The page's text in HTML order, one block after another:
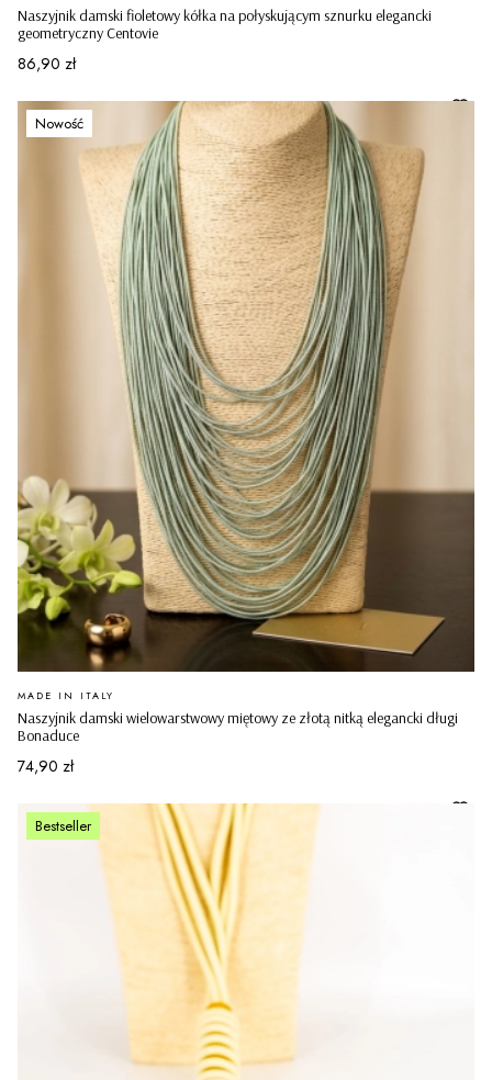
Naszyjnik damski fioletowy kółka na połyskującym sznurku elegancki
geometryczny Centovie
Cena
86,90 zł
Nowość
Naszyjnik damski wielowarstwowy miętowy ze złotą nitką elegancki długi
Bonaduce
PRODUCENT
MADE IN ITALY
Cena
74,90 zł
Bestseller